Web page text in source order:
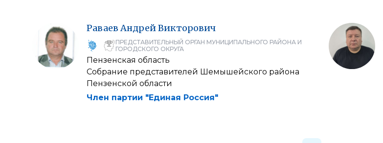
Раваев АндрейВикторович
ПРЕДСТАВИТЕЛЬНЫЙ ОРГАН МУНИЦИПАЛЬНОГО РАЙОНА И
ГОРОДСКОГО ОКРУГА
Пензенская область
Собрание представителей Шемышейского района
Пензенской области
Член партии "Единая Россия"